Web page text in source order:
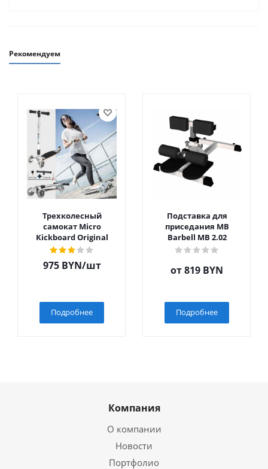
Рекомендуем
Трехколесный
самокат Micro
Kickboard Original
975BYN/шт
Подробнее
Подставка для
приседания MB
Barbell MB 2.02
от819 BYN
Подробнее
Компания
О компании
Новости
Портфолио